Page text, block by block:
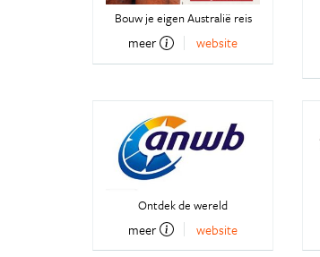
Bouw je eigen Australië reis
meer website
Ontdek de wereld
meer website